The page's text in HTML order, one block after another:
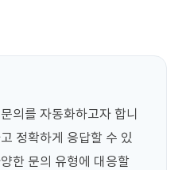
의를 자동화하고자 합니
정확하게 응답할 수 있
한 문의 유형에 대응할